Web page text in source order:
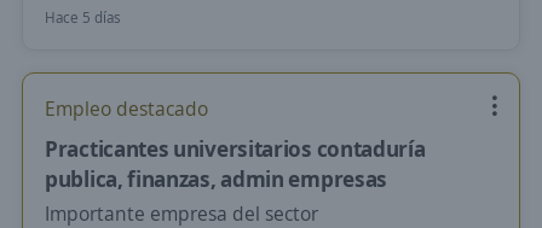
Hace 5 días
Empleo destacado
Practicantes universitarios contaduría
publica, finanzas, admin empresas
Importante empresa del sector